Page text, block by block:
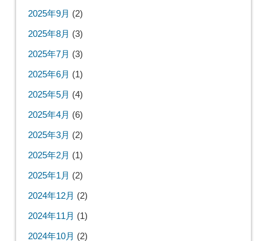
2025年9月 (2)
2025年8月 (3)
2025年7月 (3)
2025年6月 (1)
2025年5月 (4)
2025年4月 (6)
2025年3月 (2)
2025年2月 (1)
2025年1月 (2)
2024年12月 (2)
2024年11月 (1)
2024年10月 (2)